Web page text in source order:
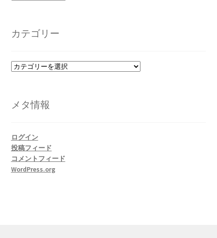
ブ
カテゴリー
カ
ー
メタ情報
ログイン
投稿フィード
コメントフィード
WordPress.org